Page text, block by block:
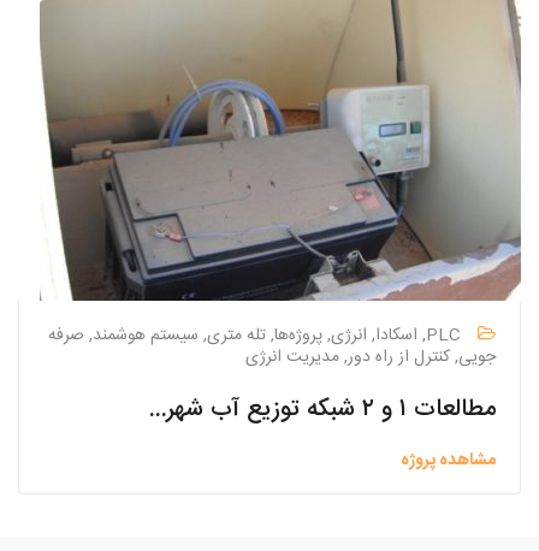
PLC, اسکادا, انرژی, پروژه‌ها, تله متری, سیستم هوشمند, صرفه
جویی, کنترل از راه دور, مدیریت انرژی
مطالعات ۱ و ۲ شبکه توزیع آب شهرک صنعتی نجف آباد ۲
مشاهده پروژه